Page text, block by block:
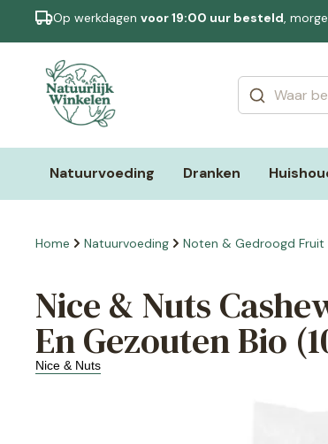
Op werkdagen voor 19:00 uur besteld,
Natuurvoeding Dranken
Home Natuurvoeding Noten & Gedroogd Fruit
Nice & Nuts
En Gezouten Bio
Nice & Nuts